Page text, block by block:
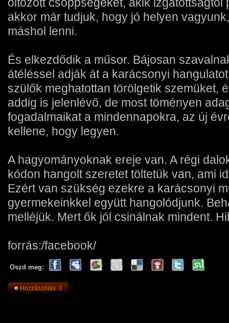
akkor már tudjuk, hogy jó helyen
máshol lenni.
És elkezdődik a műsor. Bájosan
átéléssel adják át a karácsonyi
szülők meghatottan törölgetik szemüket,
addig is jelenlévő, de most töményen
fogadalmaikat a mindennapokra, az új
kellene, hogy legyen.
A hagyományoknak ereje van. A régi
kódon hangolt szeretet töltetük van, ami
Ezért van szükség ezekre a karácsonyi
gyermekeinkkel együtt hangolódjunk.
melléjük. Mert ők jól csinálnak mindent.
forrás:/facebook/
Oszd meg:
Hozzászólás: 0